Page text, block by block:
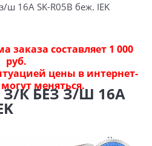
ш 16А SK-R05B беж. IEK
составляет 1 000
руб.
цены в интернет-
меняться.
З/К БЕЗ З/Ш 16А